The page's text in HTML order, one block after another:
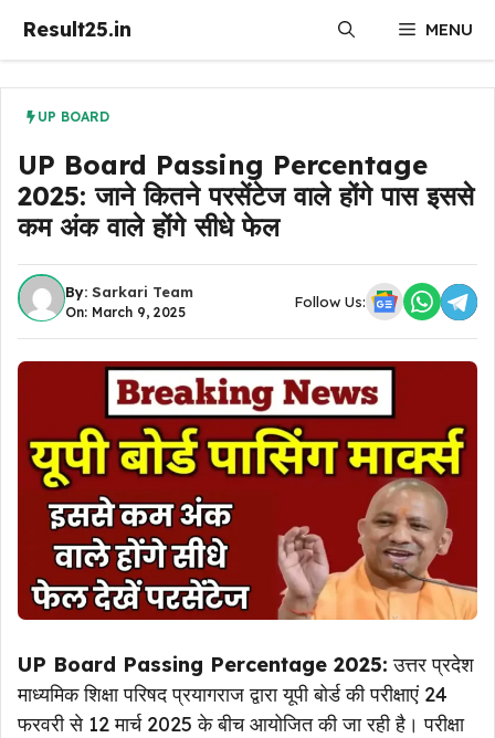
Result25.in MENU
UP BOARD
UP Board Passing Percentage
2025: जाने कितने परसेंटेज वाले होंगे पास इससे
कम अंक वाले होंगे सीधे फेल
By: Sarkari Team
On: March 9, 2025
Follow Us:
UP Board Passing Percentage 2025: उत्तर प्रदेश
माध्यमिक शिक्षा परिषद प्रयागराज द्वारा यूपी बोर्ड की परीक्षाएं 24
फरवरी से 12 मार्च 2025 के बीच आयोजित की जा रही है। परीक्षा